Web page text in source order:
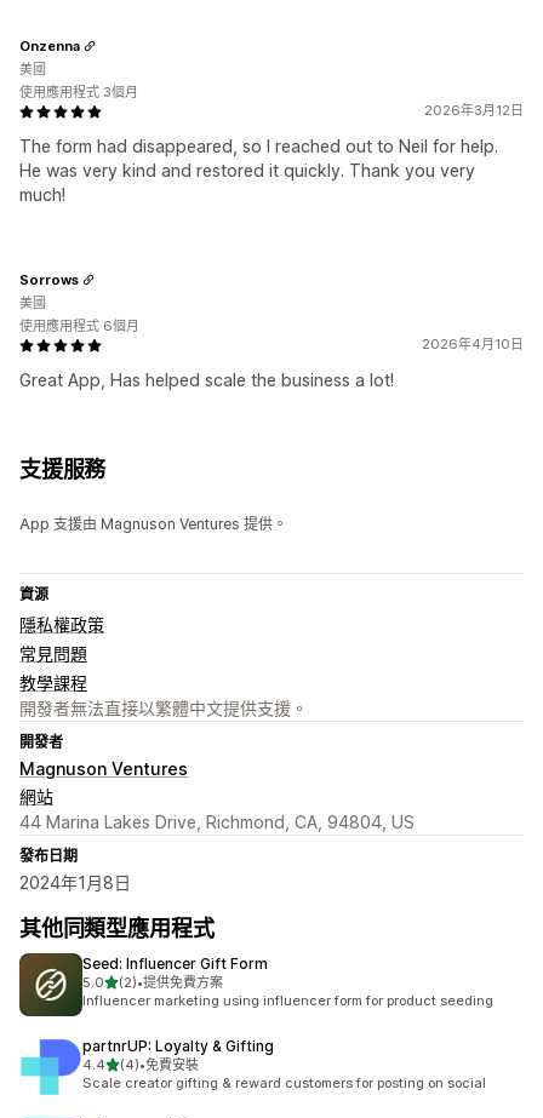
2026年3月12日
The form had disappeared, so I reached out to Neil for help.
He was very kind and restored it quickly. Thank you very
much!
Onzenna
美國
使用應用程式 3個月
2026年4月10日
Great App, Has helped scale the business a lot!
Sorrows
美國
使用應用程式 6個月
支援服務
App 支援由 Magnuson Ventures 提供。
資源
隱私權政策
常見問題
教學課程
開發者無法直接以繁體中文提供支援。
開發者
Magnuson Ventures
網站
44 Marina Lakes Drive, Richmond, CA, 94804, US
發布日期
2024年1月8日
其他同類型應用程式
Seed: Influencer Gift Form
5.0滿分 5 顆星
(2)
共有 2 則評價
•提供免費方案
Influencer marketing using influencer form for product seeding
partnrUP: Loyalty & Gifting
4.4滿分 5 顆星
(4)
共有 4 則評價
•免費安裝
Scale creator gifting & reward customers for posting on social